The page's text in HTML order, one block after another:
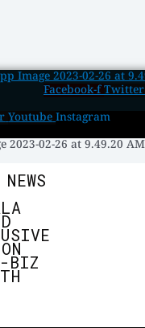
Facebook-f Twitter
Youtube Instagram
BIZ